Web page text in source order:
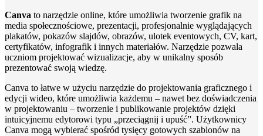
Canva to narzędzie online, które umożliwia tworzenie grafik na
media społecznościowe, prezentacji, profesjonalnie wyglądających
plakatów, pokazów slajdów, obrazów, ulotek eventowych, CV, kart,
certyfikatów, infografik i innych materiałów. Narzędzie pozwala
uczniom projektować wizualizacje, aby w unikalny sposób
prezentować swoją wiedzę.
Canva to łatwe w użyciu narzędzie do projektowania graficznego i
edycji wideo, które umożliwia każdemu – nawet bez doświadczenia
w projektowaniu – tworzenie i publikowanie projektów dzięki
intuicyjnemu edytorowi typu „przeciągnij i upuść”. Użytkownicy
Canva mogą wybierać spośród tysięcy gotowych szablonów na